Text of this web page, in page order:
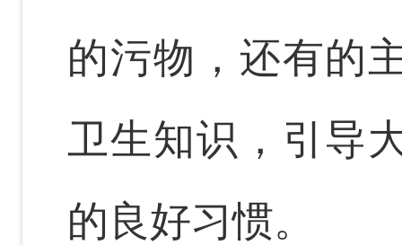
的污物，还有的
卫生知识，引导
的良好习惯。